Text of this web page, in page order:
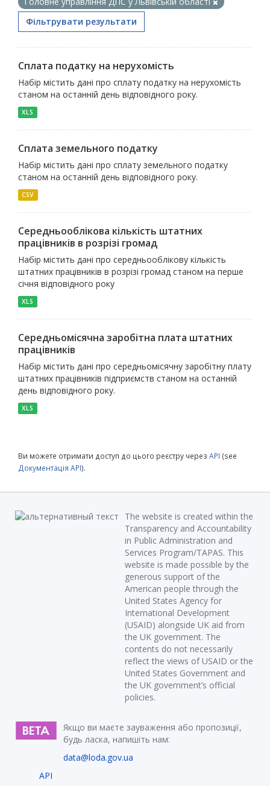
Фільтрувати результати
Сплата податку на нерухомість
Набір містить дані про сплату податку на нерухомість
станом на останній день відповідного року.
XLS
Сплата земельного податку
Набір містить дані про сплату земельного податку
станом на останній день відповідного року.
CSV
Середньооблікова кількість штатних
працівників в розрізі громад
Набір містить дані про середньооблікову кількість
штатних працівників в розрізі громад станом на перше
січня відповідного року
XLS
Середньомісячна заробітна плата штатних
працівників
Набір містить дані про середньомісячну заробітну плату
штатних працівників підприємств станом на останній
день відповідного року.
XLS
Ви можете отримати доступ до цього реєстру через API (see
Документація API).
The website is created within the
Transparency and Accountability
in Public Administration and
Services Program/TAPAS. This
website is made possible by the
generous support of the
American people through the
United States Agency for
International Development
(USAID) alongside UK aid from
the UK government. The
contents do not necessarily
reflect the views of USAID or the
United States Government and
the UK government’s official
policies.
Якщо ви маєте зауваження або пропозиції,
будь ласка, напишіть нам:
data@loda.gov.ua
API